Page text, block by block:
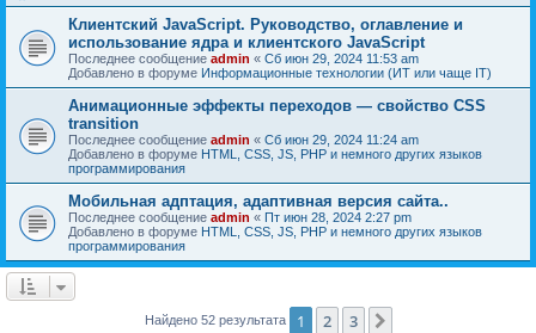
Клиентский JavaScript. Руководство, оглавление и
использование ядра и клиентского JavaScript
Последнее сообщение admin « Сб июн 29, 2024 11:53 am
Добавлено в форуме Информационные технологии (ИТ или чаще IT)
Анимационные эффекты переходов — свойство CSS
transition
Последнее сообщение admin « Сб июн 29, 2024 11:24 am
Добавлено в форуме HTML, CSS, JS, PHP и немного других языков
программирования
Мобильная адптация, адаптивная версия сайта..
Последнее сообщение admin « Пт июн 28, 2024 2:27 pm
Добавлено в форуме HTML, CSS, JS, PHP и немного других языков
программирования
Найдено 52 результата 1 2 3